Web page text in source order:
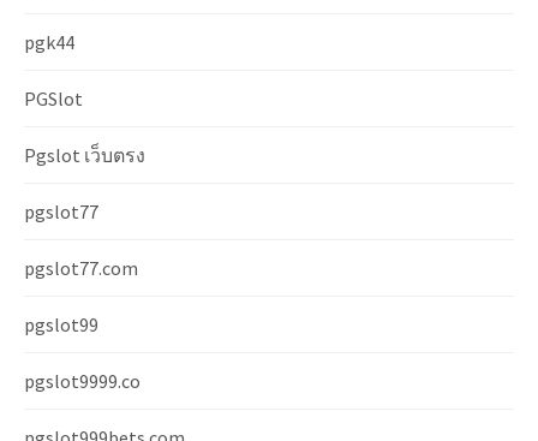
pgk44
PGSlot
Pgslot เว็บตรง
pgslot77
pgslot77.com
pgslot99
pgslot9999.co